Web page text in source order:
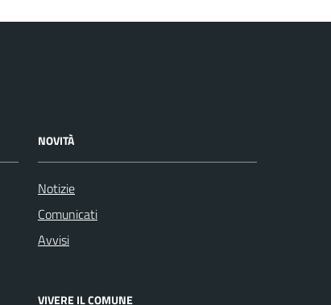
NOVITÀ
Notizie
Comunicati
Avvisi
VIVERE IL COMUNE